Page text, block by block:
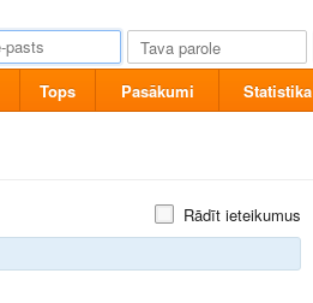
Tops Pasākumi Statistika
Rādīt ieteikumus